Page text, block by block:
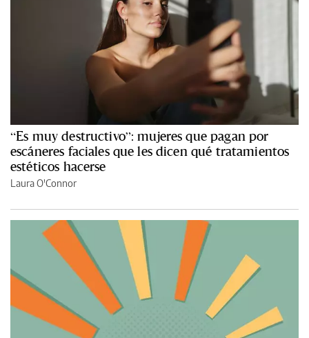
“Es muy destructivo”: mujeres que pagan por
escáneres faciales que les dicen qué tratamientos
estéticos hacerse
Laura O'Connor